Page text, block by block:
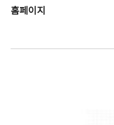
홈페이지